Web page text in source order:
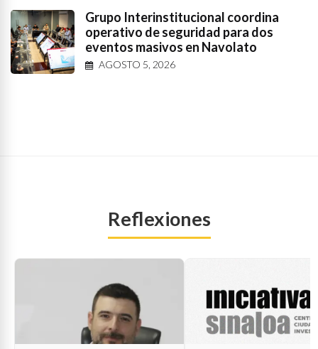
Grupo Interinstitucional coordina
operativo de seguridad para dos
eventos masivos en Navolato
AGOSTO 5, 2026
Reflexiones